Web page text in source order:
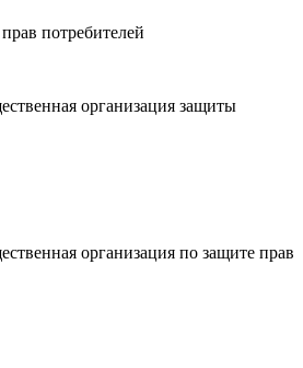
потребителей
организация защиты
организация по защите прав